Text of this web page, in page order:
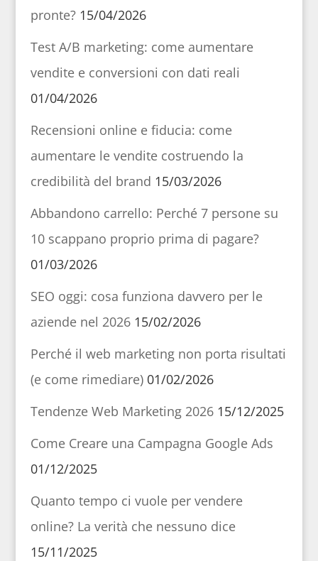
pronte? 15/04/2026
Test A/B marketing: come aumentare
vendite e conversioni con dati reali
01/04/2026
Recensioni online e fiducia: come
aumentare le vendite costruendo la
credibilità del brand 15/03/2026
Abbandono carrello: Perché 7 persone su
10 scappano proprio prima di pagare?
01/03/2026
SEO oggi: cosa funziona davvero per le
aziende nel 2026 15/02/2026
Perché il web marketing non porta risultati
(e come rimediare) 01/02/2026
Tendenze Web Marketing 2026 15/12/2025
Come Creare una Campagna Google Ads
01/12/2025
Quanto tempo ci vuole per vendere
online? La verità che nessuno dice
15/11/2025